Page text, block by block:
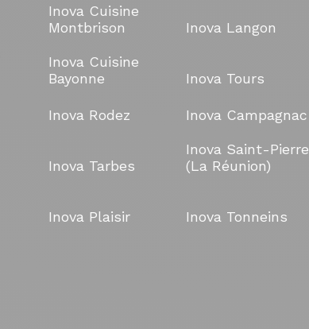
Inova Cuisine
Montbrison
Inova Langon
Inova Cuisine
Bayonne
Inova Tours
Inova Rodez Inova Campagnac
Inova Tarbes
Inova Saint-Pierre
(La Réunion)
Inova Plaisir Inova Tonneins